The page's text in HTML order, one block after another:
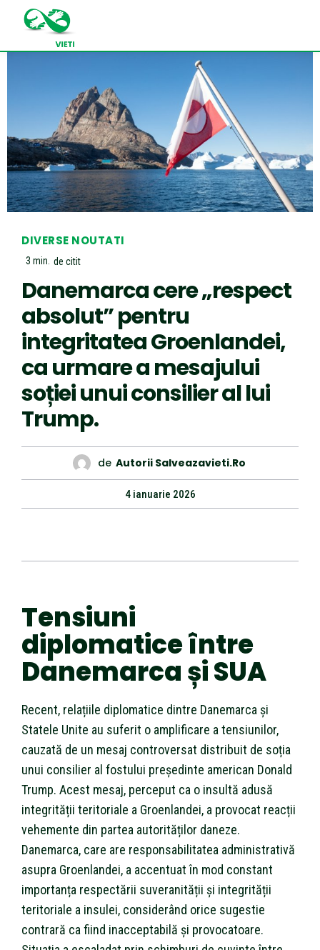
DIVERSE NOUTATI
3 min. de citit
Danemarca cere „respect
absolut” pentru
integritatea Groenlandei,
ca urmare a mesajului
soției unui consilier al lui
Trump.
de Autorii Salveazavieti.ro
4 ianuarie 2026
Tensiuni
diplomatice între
Danemarca și SUA
Recent, relațiile diplomatice dintre Danemarca și
Statele Unite au suferit o amplificare a tensiunilor,
cauzată de un mesaj controversat distribuit de soția
unui consilier al fostului președinte american Donald
Trump. Acest mesaj, perceput ca o insultă adusă
integrității teritoriale a Groenlandei, a provocat reacții
vehemente din partea autorităților daneze.
Danemarca, care are responsabilitatea administrativă
asupra Groenlandei, a accentuat în mod constant
importanța respectării suveranității și integrității
teritoriale a insulei, considerând orice sugestie
contrară ca fiind inacceptabilă și provocatoare.